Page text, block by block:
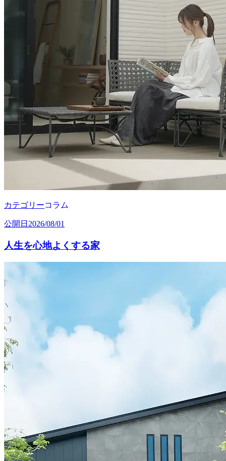
カテゴリーコラム
公開日 2026/08/01
人生を心地よくする家